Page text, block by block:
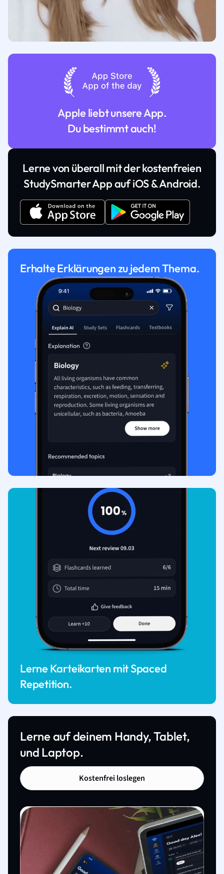
Apple liebt unsere App.
Du bestimmt auch!
Lerne von überall mit der kostenfreien
StudySmarter App auf iOS & Android.
Erhalte Erklärungen zu jedem Thema.
Lerne Karteikarten mit Spaced
Repetition.
Lerne auf deinem Handy, Tablet,
und Laptop.
Kostenfrei loslegen